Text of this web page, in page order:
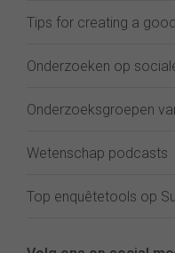
Tips for creating a
Onderzoeken op
Onderzoeksgroepen
Wetenschap podcasts
Top enquêtetools op